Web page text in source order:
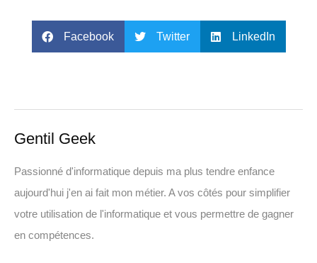
Facebook Twitter LinkedIn
Gentil Geek
Passionné d'informatique depuis ma plus tendre enfance
aujourd'hui j'en ai fait mon métier. A vos côtés pour simplifier
votre utilisation de l'informatique et vous permettre de gagner
en compétences.